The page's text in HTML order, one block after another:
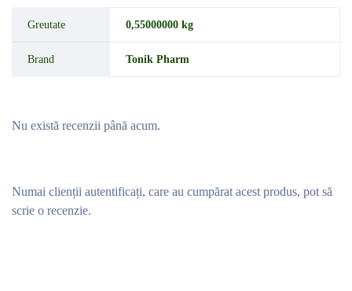
Greutate 0,55000000 kg
Brand Tonik Pharm
Nu există recenzii până acum.
Numai clienții autentificați, care au cumpărat acest produs, pot să
scrie o recenzie.